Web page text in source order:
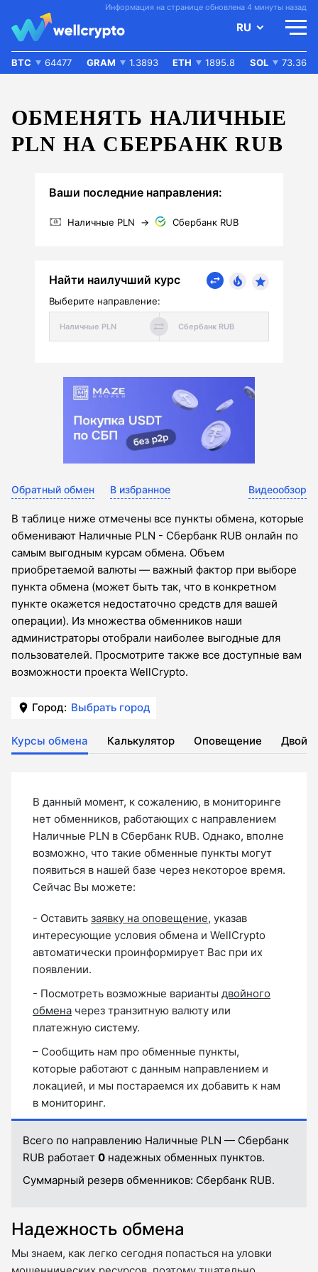
Информация на странице обновлена 4 минуты назад
RU
BTC 64477 GRAM 1.3893 ETH 1895.8 SOL 73.36
ОБМЕНЯТЬ НАЛИЧНЫЕ
PLN НА СБЕРБАНК RUB
Ваши последние направления:
Наличные PLN → Сбербанк RUB
Найти наилучший курс
Выберите направление:
Обратный обмен В избранное Видеообзор
В таблице ниже отмечены все пункты обмена, которые
обменивают Наличные PLN - Сбербанк RUB онлайн по
самым выгодным курсам обмена. Объем
приобретаемой валюты — важный фактор при выборе
пункта обмена (может быть так, что в конкретном
пункте окажется недостаточно средств для вашей
операции). Из множества обменников наши
администраторы отобрали наиболее выгодные для
пользователей. Просмотрите также все доступные вам
возможности проекта WellCrypto.
Город: Выбрать город
Курсы обмена Калькулятор Оповещение
В данный момент, к сожалению, в мониторинге
нет обменников, работающих с направлением
Наличные PLN в Сбербанк RUB. Однако, вполне
возможно, что такие обменные пункты могут
появиться в нашей базе через некоторое время.
Сейчас Вы можете:
- Оставить заявку на оповещение, указав
интересующие условия обмена и WellCrypto
автоматически проинформирует Вас при их
появлении.
- Посмотреть возможные варианты двойного
обмена через транзитную валюту или
платежную систему.
– Сообщить нам про обменные пункты,
которые работают с данным направлением и
локацией, и мы постараемся их добавить к нам
в мониторинг.
Всего по направлению Наличные PLN — Сбербанк
RUB работает 0 надежных обменных пунктов.
Суммарный резерв обменников: Сбербанк RUB.
Надежность обмена
Мы знаем, как легко сегодня попасться на уловки